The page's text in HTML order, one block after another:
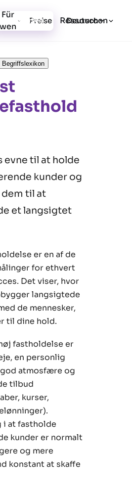
Für
wen
Preise Ressourcen
Jetzt starten Deutsch
Begriffslexikon
evne til at holde
kunder og
til at
et langsigtet
er en af de
for ethvert
Det viser, hvor
langsigtede
de mennesker,
til dine hold.
fastholdelse er
en personlig
atmosfære og
tilbud
kurser,
i at fastholde
kunder er normalt
og mere
konstant at skaffe